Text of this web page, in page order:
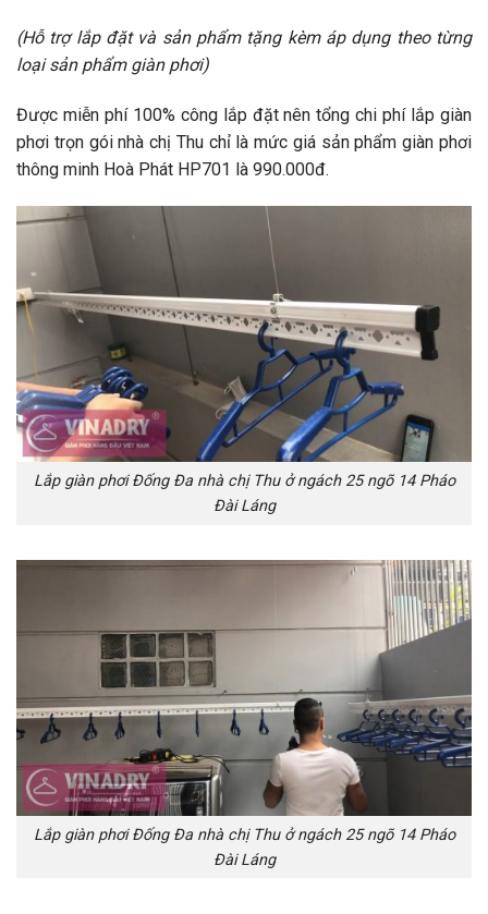
(Hỗ trợ lắp đặt và sản phẩm tặng kèm áp dụng theo từng
loại sản phẩm giàn phơi)
Được miễn phí 100% công lắp đặt nên tổng chi phí lắp giàn
phơi trọn gói nhà chị Thu chỉ là mức giá sản phẩm giàn phơi
thông minh Hoà Phát HP701 là 990.000đ.
Lắp giàn phơi Đống Đa nhà chị Thu ở ngách 25 ngõ 14 Pháo
Đài Láng
Lắp giàn phơi Đống Đa nhà chị Thu ở ngách 25 ngõ 14 Pháo
Đài Láng